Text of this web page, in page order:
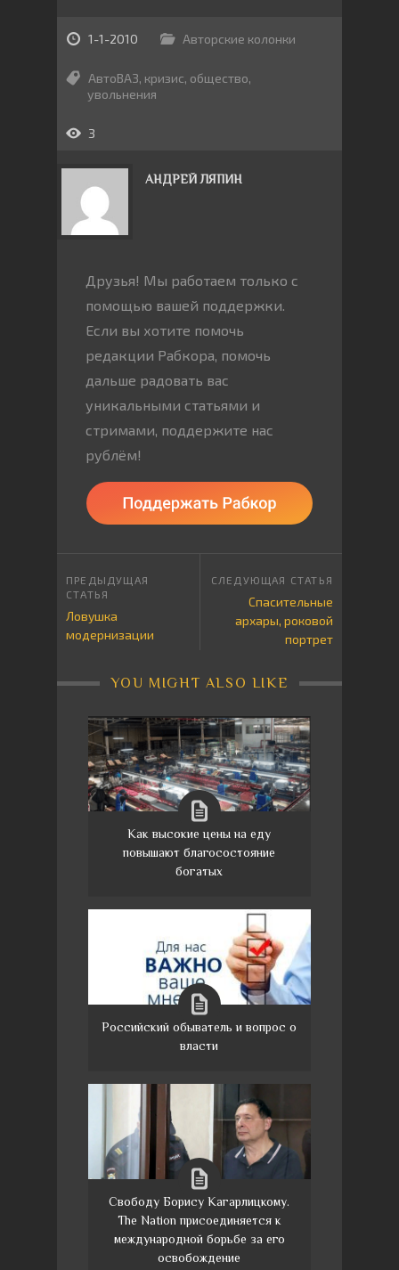
1-1-2010 Авторские колонки
АвтоВАЗ, кризис, общество,
увольнения
3
АНДРЕЙ ЛЯПИН
Друзья! Мы работаем только с
помощью вашей поддержки.
Если вы хотите помочь
редакции Рабкора, помочь
дальше радовать вас
уникальными статьями и
стримами, поддержите нас
рублём!
Ловушка
модернизации
Спасительные
архары, роковой
портрет
YOU MIGHT ALSO LIKE
Как высокие цены на еду
повышают благосостояние
богатых
Российский обыватель и вопрос о
власти
Свободу Борису Кагарлицкому.
The Nation присоединяется к
международной борьбе за его
освобождение